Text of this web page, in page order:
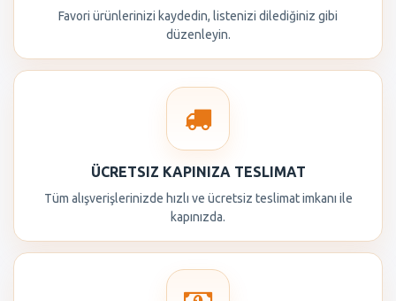
Favori ürünlerinizi kaydedin, listenizi dilediğiniz gibi
düzenleyin.
ÜCRETSIZ KAPINIZA TESLIMAT
Tüm alışverişlerinizde hızlı ve ücretsiz teslimat imkanı ile
kapınızda.